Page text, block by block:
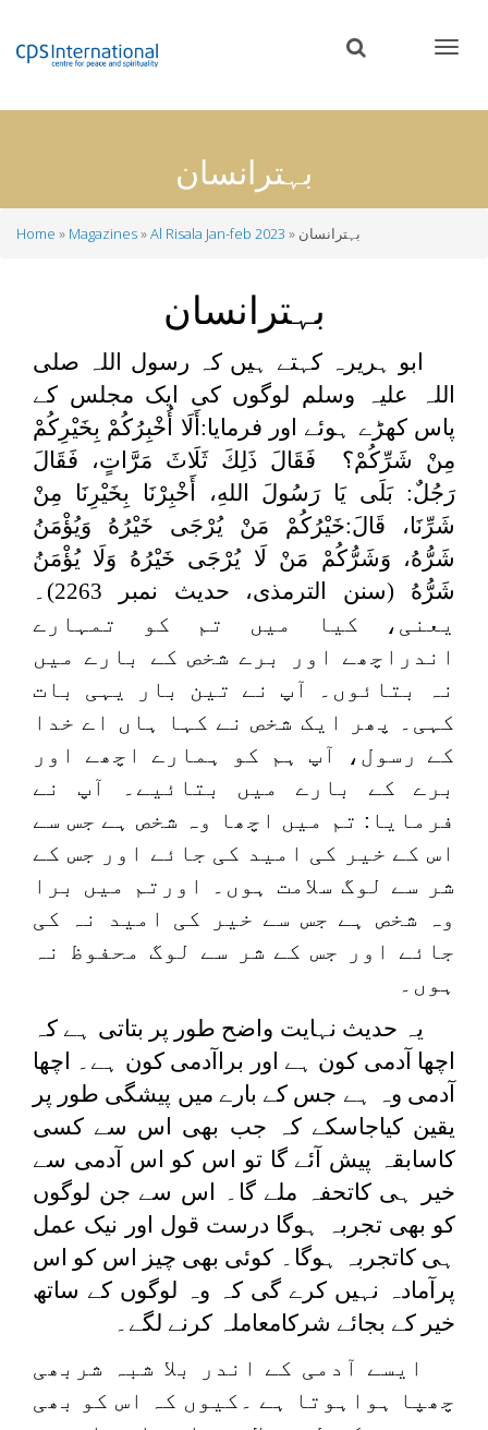
content
بہترانسان
Home Magazines Al Risala Jan-feb 2023 بہترانسان
بہترانسان
ابو ہریرہ کہتے ہیں کہ رسول اللہ صلی
اللہ علیہ وسلم لوگوں کی ایک مجلس کے
پاس کھڑے ہوئے اور فرمایا: أَلَا أُخْبِرُكُمْ بِخَيْرِكُمْ
مِنْ شَرِّكُمْ؟ فَقَالَ ذَلِكَ ثَلَاثَ مَرَّاتٍ، فَقَالَ
رَجُلٌ: بَلَى يَا رَسُولَ اللهِ، أَخْبِرْنَا بِخَيْرِنَا مِنْ
شَرِّنَا، قَالَ:خَيْرُكُمْ مَنْ ‌يُرْجَى ‌خَيْرُهُ وَيُؤْمَنُ
شَرُّهُ، وَشَرُّكُمْ مَنْ لَا ‌يُرْجَى ‌خَيْرُهُ وَلَا يُؤْمَنُ
شَرُّهُ
(سنن الترمذی، حدیث نمبر 2263)۔
یعنی، کیا میں تم کو تمہارے
اندراچھے اور برے شخص کے بارے میں
نہ بتائوں۔ آپ نے تین بار یہی بات
کہی۔ پھر ایک شخص نے کہا ہاں اے خدا
کے رسول، آپ ہم کو ہمارے اچھے اور
برے کے بارے میں بتائیے۔ آپ نے
فرمایا: تم میں اچھا وہ شخص ہے جس سے
اس کے خیر کی امید کی جائے اور جس کے
شر سے لوگ سلامت ہوں۔ اورتم میں برا
وہ شخص ہے جس سے خیر کی امید نہ کی
جائے اور جس کے شر سے لوگ محفوظ نہ
ہوں۔
یہ حدیث نہایت واضح طور پر بتاتی ہے کہ
اچھا آدمی کون ہے اور براآدمی کون ہے۔ اچھا
آدمی وہ ہے جس کے بارے میں پیشگی طور پر
یقین کیاجاسکے کہ جب بھی اس سے کسی
کاسابقہ پیش آئے گا تو اس کو اس آدمی سے
خیر ہی کاتحفہ ملے گا۔ اس سے جن لوگوں
کو بھی تجربہ ہوگا درست قول اور نیک عمل
ہی کاتجربہ ہوگا۔ کوئی بھی چیز اس کو اس
پرآمادہ نہیں کرے گی کہ وہ لوگوں کے ساتھ
خیر کے بجائے شرکامعاملہ کرنے لگے۔
ایسے آدمی کے اندر بلا شبہ شربھی
چھپا ہواہوتا ہے ۔کیوں کہ اس کو بھی